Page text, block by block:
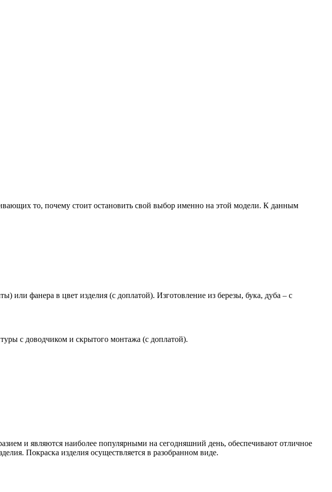
то, почему стоит остановить свой выбор именно на этой модели. К данным
фанера в цвет изделия (с доплатой). Изготовление из березы, бука, дуба – с
с доводчиком и скрытого монтажа (с доплатой).
и являются наиболее популярными на сегодняшний день, обеспечивают отличное
Покраска изделия осуществляется в разобранном виде.